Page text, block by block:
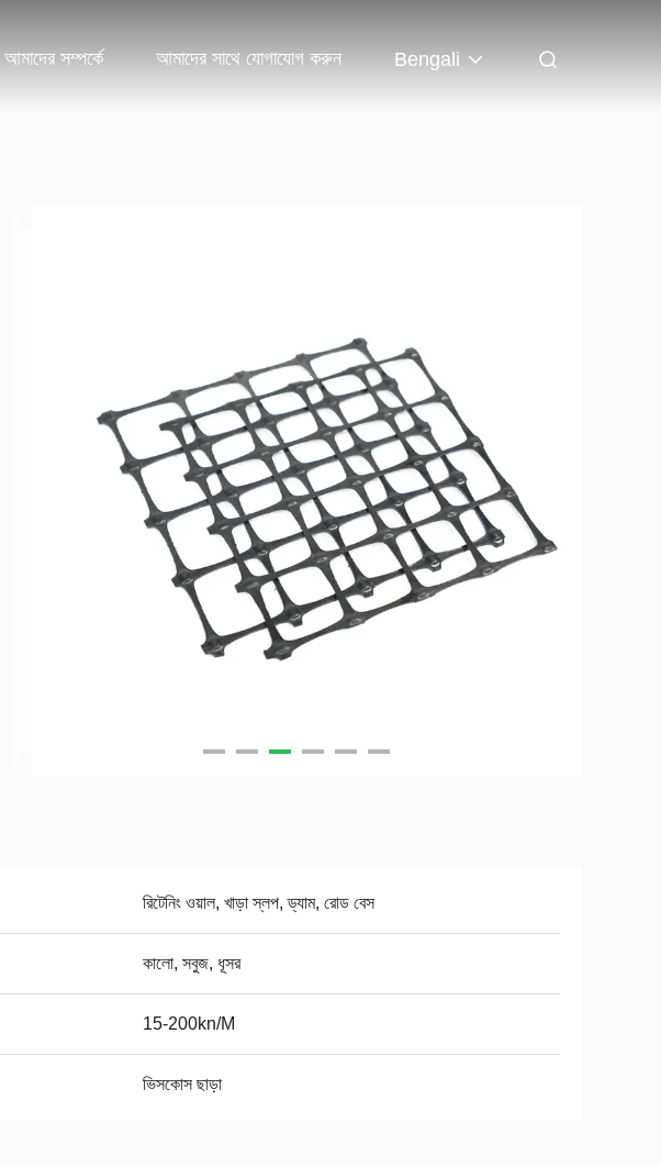
আমাদের সম্পর্কে আমাদের সাথে যোগাযোগ করুন Bengali
রিটেনিং ওয়াল, খাড়া স্লপ, ড্যাম, রোড বেস
কালো, সবুজ, ধূসর
15-200kn/M
ভিসকোস ছাড়া